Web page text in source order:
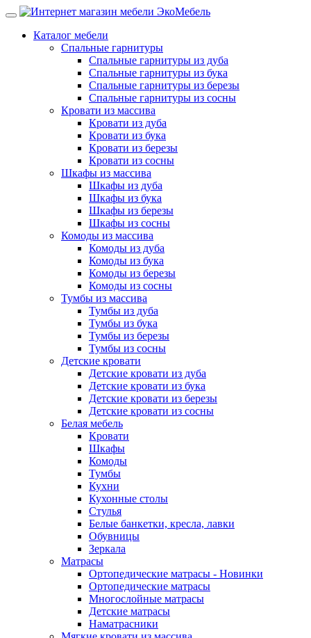
Каталог мебели
Спальные гарнитуры
Спальные гарнитуры из дуба
Спальные гарнитуры из бука
Спальные гарнитуры из березы
Спальные гарнитуры из сосны
Кровати из массива
Кровати из дуба
Кровати из бука
Кровати из березы
Кровати из сосны
Шкафы из массива
Шкафы из дуба
Шкафы из бука
Шкафы из березы
Шкафы из сосны
Комоды из массива
Комоды из дуба
Комоды из бука
Комоды из березы
Комоды из сосны
Тумбы из массива
Тумбы из дуба
Тумбы из бука
Тумбы из березы
Тумбы из сосны
Детские кровати
Детские кровати из дуба
Детские кровати из бука
Детские кровати из березы
Детские кровати из сосны
Белая мебель
Кровати
Шкафы
Комоды
Тумбы
Кухни
Кухонные столы
Стулья
Белые банкетки, кресла, лавки
Обувницы
Зеркала
Матрасы
Ортопедические матрасы - Новинки
Ортопедические матрасы
Многослойные матрасы
Детские матрасы
Наматрасники